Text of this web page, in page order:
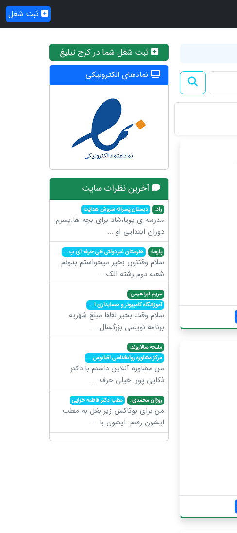
ثبت شغل
ثبت شغل شما در کرج تبلیغ
نمادهای الکترونیکی
آخرین نظرات سایت
راد: دبستان پسرانه سروش هدایت
مدرسه ی پویا،شاد برای بچه ها.پسرم
دوران ابتدایی او ...
پارسا: هنرستان غیردولتی فنی حرفه ای پ...
سلام وقتتون بخیر میخواستم بدونم
شعبه دوم رشته الک ...
مریم ابراهیمی:
آموزشگاه کامپیوتر و حسابداری ا...
سلام وقت بخیر لطفا مبلغ شهریه
برنامه نویسی بزرگسال ...
ملیحه سالاروند:
مرکز مشاوره روانشناسی اقیانوس...
من مشاوره آنلاین داشتم با دکتر
ذکایی پور. خیلی حرف ...
روژان محمدی : مطب دکتر فاطمه خزایی
من برای بوتاکس زیر بغل به مطب
ایشون رفتم .ایشون با ...